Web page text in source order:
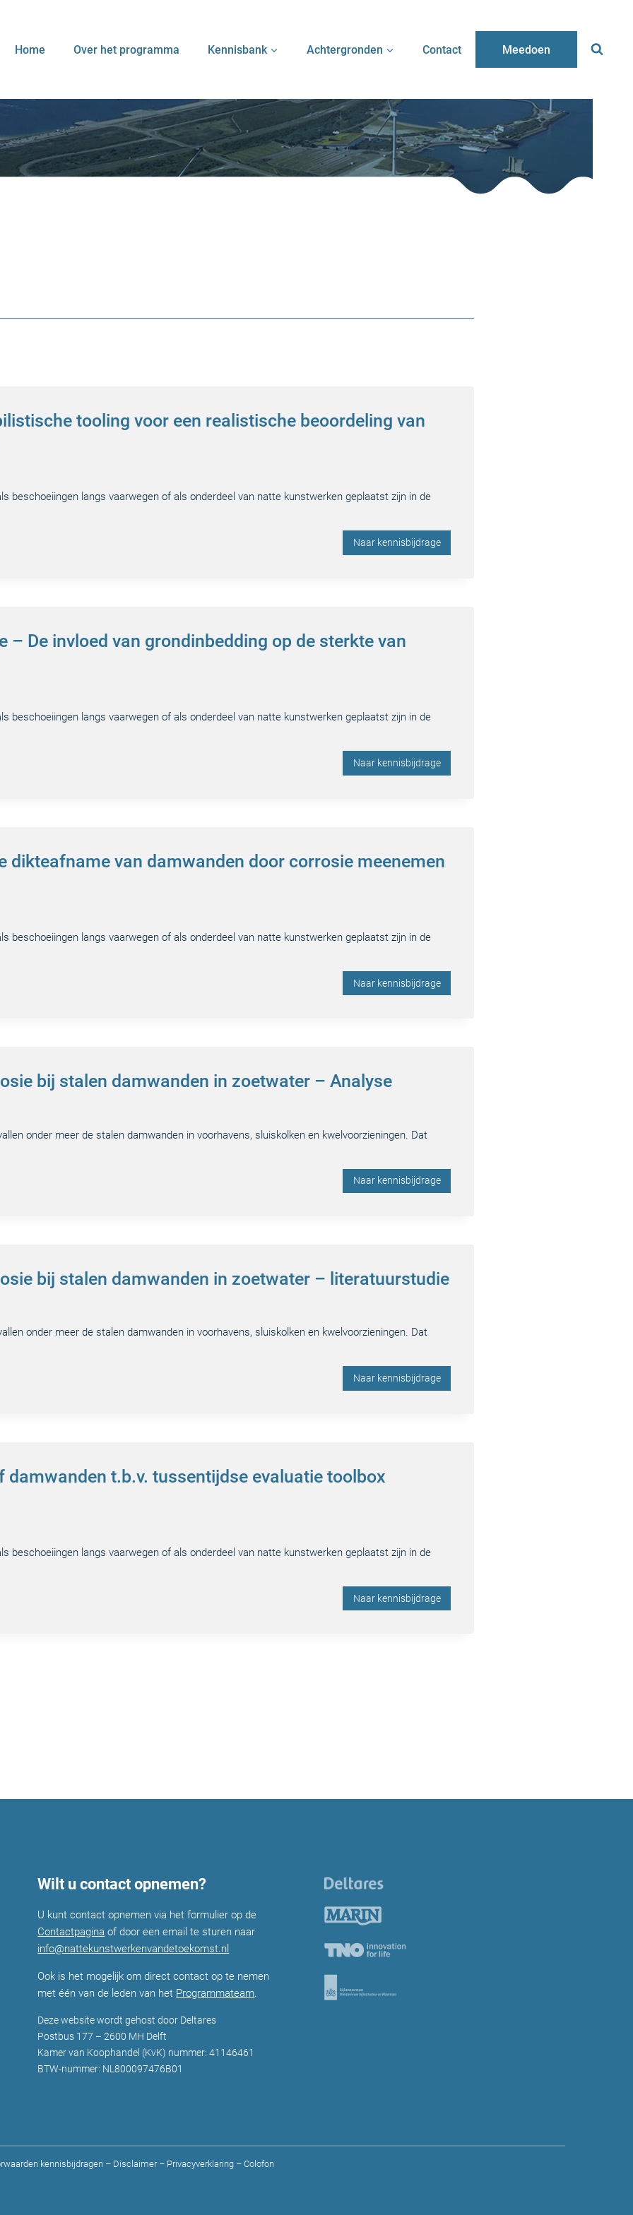
Home Over het programma Kennisbank Achtergronden Contact Meedoen
tooling voor een realistische beoordeling van
beschoeiingen langs vaarwegen of als onderdeel van natte kunstwerken geplaatst zijn in de
Naar kennisbijdrage
– De invloed van grondinbedding op de sterkte van
beschoeiingen langs vaarwegen of als onderdeel van natte kunstwerken geplaatst zijn in de
Naar kennisbijdrage
dikteafname van damwanden door corrosie meenemen
beschoeiingen langs vaarwegen of als onderdeel van natte kunstwerken geplaatst zijn in de
Naar kennisbijdrage
bij stalen damwanden in zoetwater – Analyse
onder meer de stalen damwanden in voorhavens, sluiskolken en kwelvoorzieningen. Dat
Naar kennisbijdrage
bij stalen damwanden in zoetwater – literatuurstudie
onder meer de stalen damwanden in voorhavens, sluiskolken en kwelvoorzieningen. Dat
Naar kennisbijdrage
damwanden t.b.v. tussentijdse evaluatie toolbox
beschoeiingen langs vaarwegen of als onderdeel van natte kunstwerken geplaatst zijn in de
Naar kennisbijdrage
Wilt u contact opnemen?
U kunt contact opnemen via het formulier op de
Contactpagina of door een email te sturen naar
info@nattekunstwerkenvandetoekomst.nl
Ook is het mogelijk om direct contact op te nemen
met één van de leden van het Programmateam.
Deze website wordt gehost door Deltares
Postbus 177 – 2600 MH Delft
Kamer van Koophandel (KvK) nummer: 41146461
BTW-nummer: NL800097476B01
kennisbijdragen – Disclaimer– Privacyverklaring – Colofon